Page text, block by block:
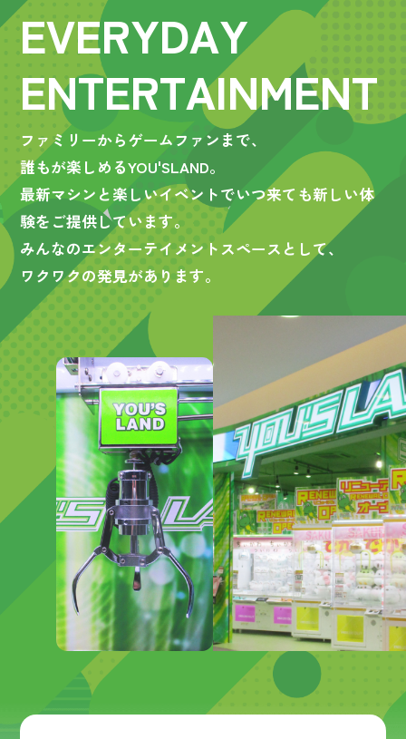
EVERYDAY
ENTERTAINMENT
ファミリーからゲームファンまで、
誰もが楽しめるYOU'SLAND。
最新マシンと楽しいイベントでいつ来ても新しい体
験をご提供しています。
みんなのエンターテイメントスペースとして、
ワクワクの発見があります。